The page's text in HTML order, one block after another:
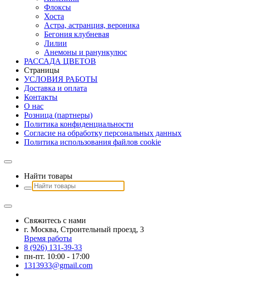
Флоксы
Хоста
Астра, астранция, вероника
Бегония клубневая
Лилии
Анемоны и ранункулюс
РАССАДА ЦВЕТОВ
Страницы
УСЛОВИЯ РАБОТЫ
Доставка и оплата
Контакты
О наc
Розница (партнеры)
Политика конфиденциальности
Согласие на обработку персональных данных
Политика использования файлов сookie
Найти товары
Свяжитесь с нами
г. Москва, Строительный проезд, 3
Время работы
8 (926) 131-39-33
пн-пт. 10:00 - 17:00
1313933@gmail.com